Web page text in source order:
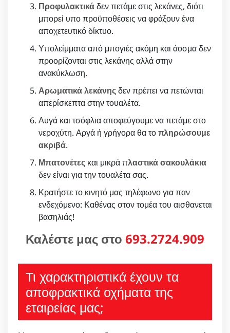
Προφυλακτικάδεν πετάμε στις λεκάνες, διότι
μπορεί υπο προϋποθέσεις να φράξουν ένα
αποχετευτικό δίκτυο.
Υπολείμματα από μπογιές ακόμη και άοσμα δεν
προορίζονται στις λεκάνης αλλά στην
ανακύκλωση.
Αρωματικά λεκάνηςδεν πρέπει να πετώνται
απερίσκεπτα στην τουαλέτα.
Αυγά και τσόφλια αποφεύγουμε να πετάμε στο
νεροχύτη. Αργά ή γρήγορα θα τοπληρώσουμε
ακριβά.
Μπατονέτες και μικρά πλαστικά σακουλάκια
δεν είναι για την τουαλέτα σας.
Κρατήστε το κινητό μας τηλέφωνο για παν
ενδεχόμενο: Καθένας στον τομέα του αισθανεται
βασηλιάς!
Καλέστε μας στο 693.2724.909
Τι χαρακτηριστικά έχουν τα
αποφρακτικά οχήματα της
εταιρείας μας;